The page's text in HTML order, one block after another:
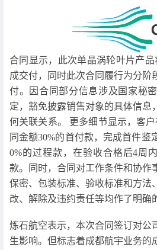
合同显示，此次单晶涡轮叶片产品
成交付，同时此次合同履行为分阶
付。因合同部分信息涉及国家秘
定，豁免披露销售对象的具体信息
何关联关系。 更多细节显示，客
同金额30%的首付款，完成首件鉴
0%的过程款，在验收合格后4周
款。同时，合同对工作条件和协作
保密、包装标准、验收标准和方法
改、解除及违约责任等均作了明确
炼石航空表示，本次合同签订对公
生影响。但标志着成都航宇业务的